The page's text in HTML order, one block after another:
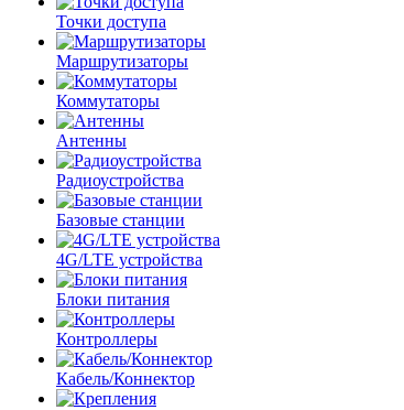
Точки доступа
Маршрутизаторы
Коммутаторы
Антенны
Радиоустройства
Базовые станции
4G/LTE устройства
Блоки питания
Контроллеры
Кабель/Коннектор